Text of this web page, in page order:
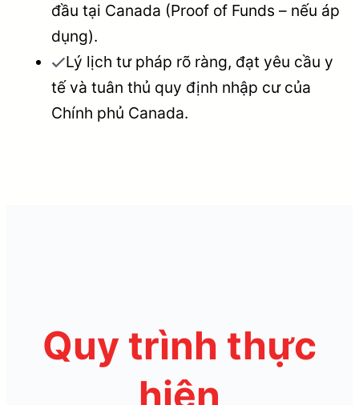
đầu tại Canada (Proof of Funds – nếu áp
dụng).
Lý lịch tư pháp rõ ràng, đạt yêu cầu y
tế và tuân thủ quy định nhập cư của
Chính phủ Canada.
Quy trình thực
hiện